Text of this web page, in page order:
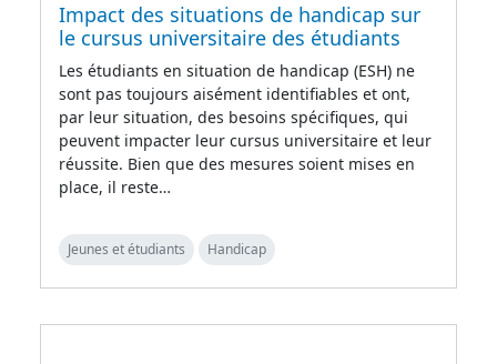
Impact des situations de handicap sur
le cursus universitaire des étudiants
Les étudiants en situation de handicap (ESH) ne
sont pas toujours aisément identifiables et ont,
par leur situation, des besoins spécifiques, qui
peuvent impacter leur cursus universitaire et leur
réussite. Bien que des mesures soient mises en
place, il reste…
Jeunes et étudiants Handicap